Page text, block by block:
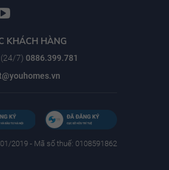
KHÁCH HÀNG
7) 0886.399.781
2019 - Mã số thuế: 0108591862